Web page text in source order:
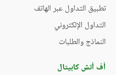
تطبيق التداول عبر الهاتف
التداول الإلكتروني
النماذج والطلبات
أف أتش كابيتال